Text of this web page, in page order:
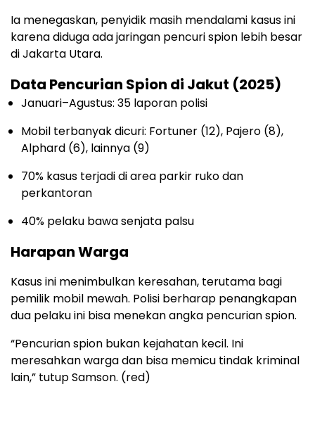
Ia menegaskan, penyidik masih mendalami kasusini
karenadidugaadajaringan pencurispion lebih besar
di Jakarta Utara.
Data Pencurian Spion di Jakut (2025)
Januari–Agustus: 35 laporan polisi
Mobil terbanyakdicuri: Fortuner (12), Pajero (8),
Alphard (6), lainnya (9)
70% kasus terjadidi area parkir rukodan
perkantoran
40% pelaku bawasenjata palsu
HarapanWarga
Kasusini menimbulkan keresahan, terutama bagi
pemilik mobil mewah. Polisi berharap penangkapan
dua pelakuini bisa menekanangka pencurianspion.
“Pencurianspion bukan kejahatan kecil. Ini
meresahkanwargadan bisa memicu tindak kriminal
lain,” tutupSamson. (red)